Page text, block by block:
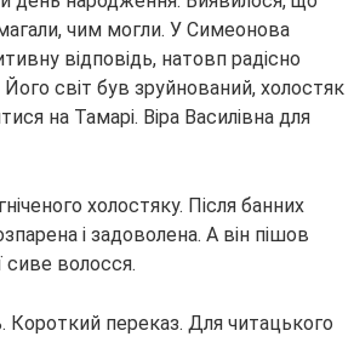
чим могли. У Симеонова
відповідь, натовп радісно
світ був зруйнований, холостяк
на Тамарі. Віра Василівна для
холостяку. Після банних
і задоволена. А він пішов
сиве волосся.
Короткий переказ. Для читацького